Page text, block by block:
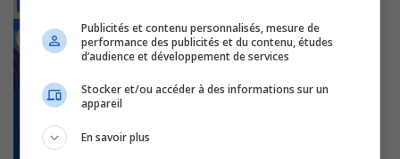
Publicités et contenu personnalisés, mesure de
performance des publicités et du contenu, études
d’audience et développement de services
Stocker et/ou accéder à des informations sur un
appareil
En savoir plus